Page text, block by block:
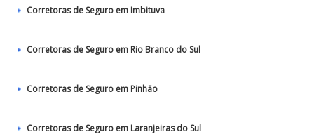
Corretoras de Seguro em Imbituva
Corretoras de Seguro em Rio Branco do Sul
Corretoras de Seguro em Pinhão
Corretoras de Seguro em Laranjeiras do Sul